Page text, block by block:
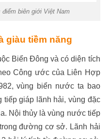
biên giới Việt Nam
giàu tiềm năng
Biển Đông và có diện tích
Công ước của Liên Hợp
vùng biển nước ta bao
tiếp giáp lãnh hải, vùng đặc
Nội thủy là vùng nước tiếp
đường cơ sở. Lãnh hải